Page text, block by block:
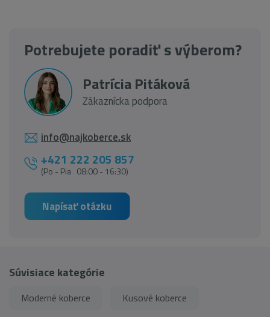
Potrebujete poradiť s výberom?
Patrícia Pitáková
Zákaznícka podpora
info@najkoberce.sk
+421 222 205 857
(Po - Pia 08:00 - 16:30)
Napísať otázku
Súvisiace kategórie
Moderné koberce Kusové koberce